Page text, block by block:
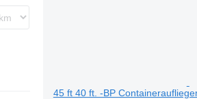
45 ft 40 ft. -BP